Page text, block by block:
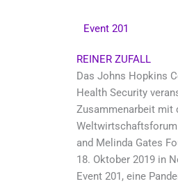
Event 201
REINER ZUFALL
Das Johns Hopkins
Health Security
Zusammenarbeit mit
Weltwirtschaftsforum
and Melinda Gates
18. Oktober 2019 in
Event 201, eine